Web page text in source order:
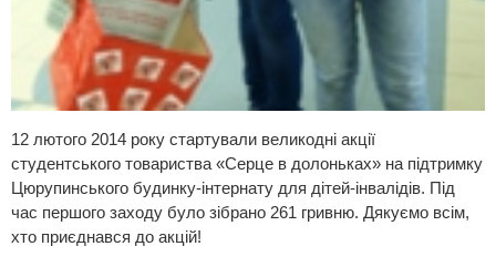
12 лютого 2014 року стартували великодні акції
студентського товариства «Серце в долоньках» на підтримку
Цюрупинського будинку-інтернату для дітей-інвалідів. Під
час першого заходу було зібрано 261 гривню. Дякуємо всім,
хто приєднався до акцій!